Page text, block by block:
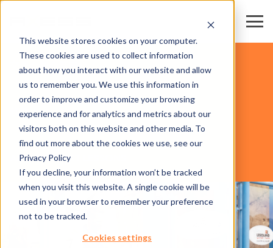
This website stores cookies on your computer.
These cookies are used to collect information
about how you interact with our website and allow
us to remember you. We use this information in
order to improve and customize your browsing
experience and for analytics and metrics about our
visitors both on this website and other media. To
find out more about the cookies we use, see our
Privacy Policy
If you decline, your information won’t be tracked
when you visit this website. A single cookie will be
used in your browser to remember your preference
not to be tracked.
Cookies settings
AXESS RESORT LESSONS
软件
交易会和会展中心